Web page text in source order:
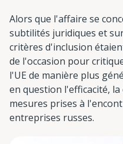
Alors que l'affaire se
subtilités juridiques et
critères d'inclusion
de l'occasion pour
l'UE de manière plus
en question l'efficacité,
mesures prises à
entreprises russes.